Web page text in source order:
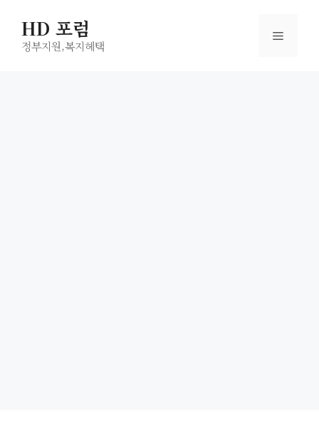
HD 포럼
정부지원,복지헤택
메